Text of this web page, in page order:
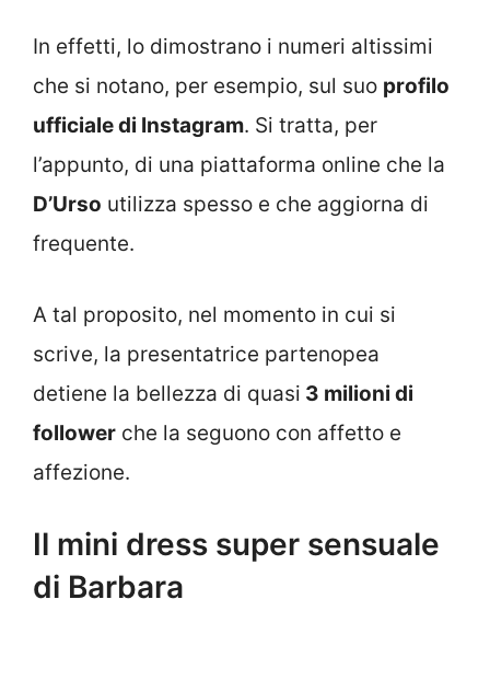
In effetti, lo dimostrano i numeri altissimi
che si notano, per esempio, sul suo profilo
ufficiale di Instagram. Si tratta, per
l’appunto, di una piattaforma online che la
D’Urso utilizza spesso e che aggiorna di
frequente.
A tal proposito, nel momento in cui si
scrive, la presentatrice partenopea
detiene la bellezza di quasi 3 milioni di
follower che la seguono con affetto e
affezione.
Il mini dress super sensuale
di Barbara